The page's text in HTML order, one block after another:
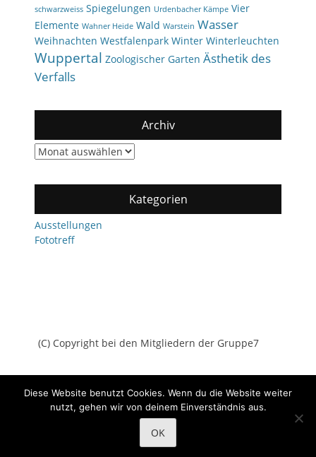
schwarzweiss Spiegelungen Urdenbacher Kämpe Vier
Elemente Wahner Heide Wald Warstein Wasser
Weihnachten Westfalenpark Winter Winterleuchten
Wuppertal Zoologischer Garten Ästhetik des
Verfalls
Archiv
Archiv
Kategorien
Ausstellungen
Fototreff
(C) Copyright bei den Mitgliedern der Gruppe7
Gruppe7All Rights Reserved.
Catch Adaptive von
Diese Website benutzt Cookies. Wenn du die Website weiter
nutzt, gehen wir von deinem Einverständnis aus.
OK